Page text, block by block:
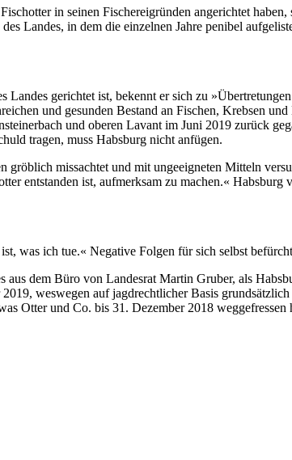
in seinen Fischereigründen angerichtet
Landes, in dem die einzelnen Jahre penibel
gerichtet ist, bekennt er sich zu
und gesunden Bestand an Fischen, Krebsen
und oberen Lavant im Juni 2019 zurück
tragen, muss Habsburg nicht anfügen.
missachtet und mit ungeeigneten Mitteln
entstanden ist, aufmerksam zu machen.« Habsburg
was ich tue.« Negative Folgen für sich selbst
dem Büro von Landesrat Martin Gruber, als
weswegen auf jagdrechtlicher Basis
Otter und Co. bis 31. Dezember 2018 weggefressen